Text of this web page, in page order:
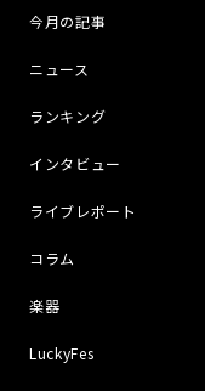
今月の記事
ニュース
ランキング
インタビュー
ライブレポート
コラム
楽器
LuckyFes